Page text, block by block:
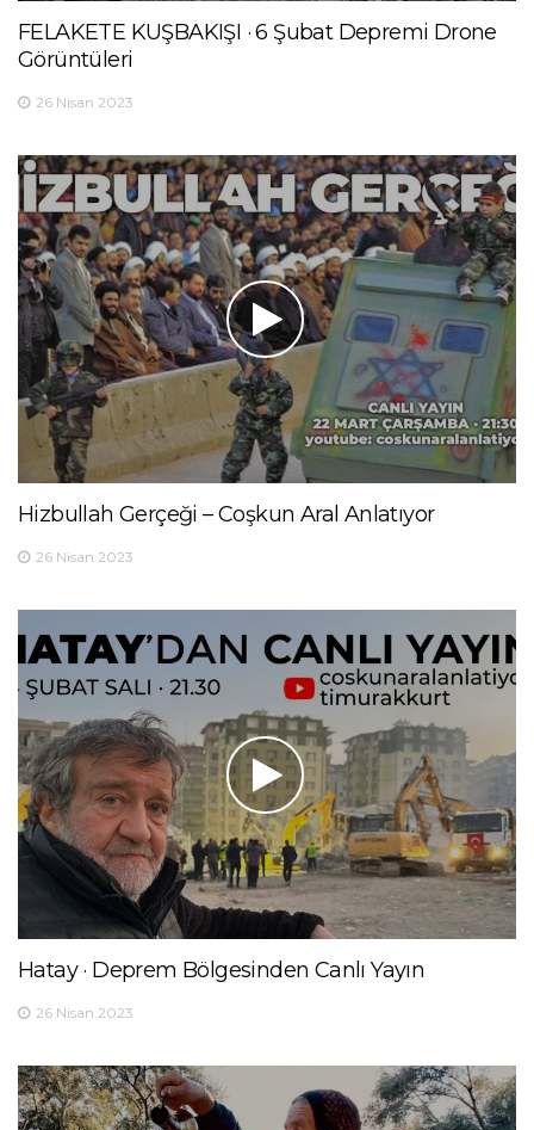
FELAKETE KUŞBAKIŞI · 6 Şubat Depremi Drone
Görüntüleri
26 Nisan 2023
Hizbullah Gerçeği – Coşkun Aral Anlatıyor
26 Nisan 2023
Hatay · Deprem Bölgesinden Canlı Yayın
26 Nisan 2023